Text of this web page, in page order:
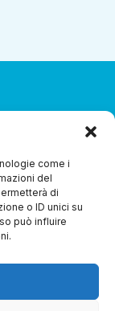
come i
del
di
o ID unici su
può influire
Soc. Coop.
Reggio Emilia
Guida TV
Chi